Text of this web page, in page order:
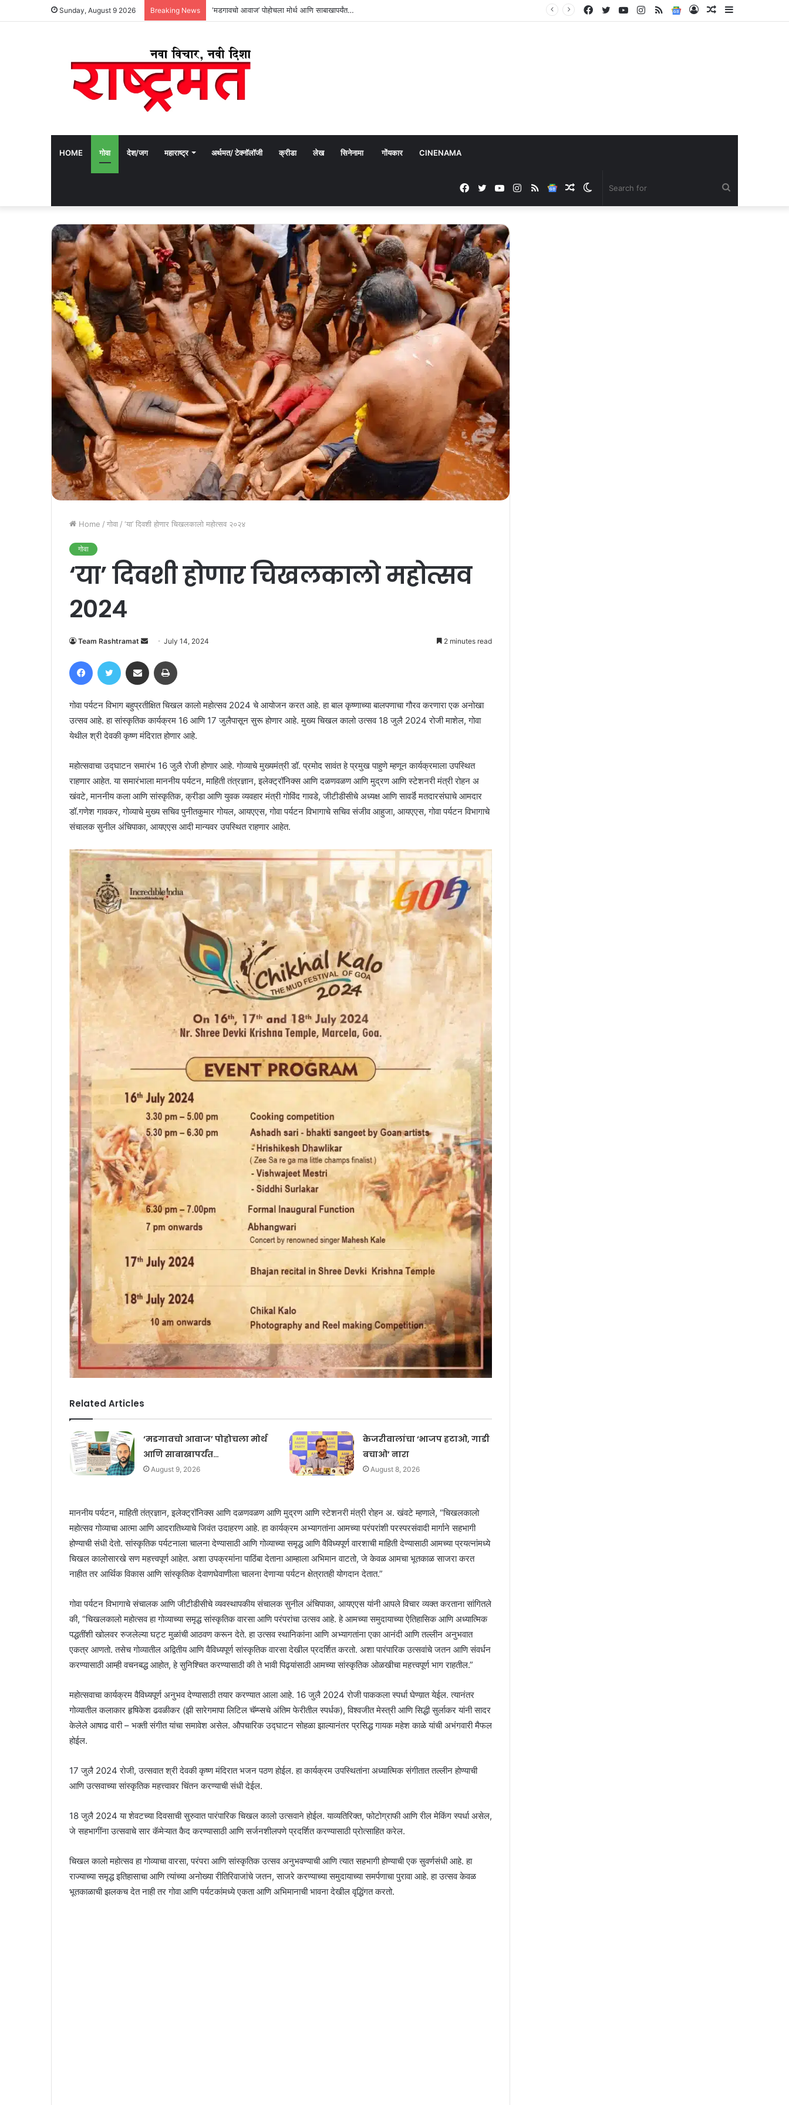
Sunday, August 9 2026 Breaking News ‘मडगावचो आवाज’ पोहोचला मोर्थ आणि साबाखापर्यंत… Sidebar
Random
Log
Google
RSS
Instagram
YouTube
Twitter
Facebook
HOME गोवा देश/जग महाराष्ट्र अर्थमत/ टेक्नॉलॉजी क्रीडा लेख सिनेनामा गोंयकार CINENAMA
Switch
Random
Google
RSS
Instagram
YouTube
Twitter
Facebook
Home / गोवा / ‘या’ दिवशी होणार चिखलकालो महोत्सव २०२४
गोवा
‘या’ दिवशी होणार चिखलकालो महोत्सव
२०२४
Team Rashtramat
Send
email
July 14, 2024 2 minutes read
FacebookTwitter Share via Email
गोवा पर्यटन विभाग बहुप्रतीक्षित चिखल कालो महोत्सव 2024 चे आयोजन करत आहे. हा बाल कृष्णाच्या बालपणाचा गौरव करणारा एक अनोखा
उत्सव आहे. हा सांस्कृतिक कार्यक्रम 16 आणि 17 जुलैपासून सुरू होणार आहे. मुख्य चिखल कालो उत्सव 18 जुलै 2024 रोजी माशेल, गोवा
येथील श्री देवकी कृष्ण मंदिरात होणार आहे.
महोत्सवाचा उद्घाटन समारंभ 16 जुलै रोजी होणार आहे. गोव्याचे मुख्यमंत्री डॉ. प्रमोद सावंत हे प्रमुख पाहुणे म्हणून कार्यक्रमाला उपस्थित
राहणार आहेत. या समारंभाला माननीय पर्यटन, माहिती तंत्रज्ञान, इलेक्ट्रॉनिक्स आणि दळणवळण आणि मुद्रण आणि स्टेशनरी मंत्री रोहन अ
खंवटे, माननीय कला आणि सांस्कृतिक, क्रीडा आणि युवक व्यवहार मंत्री गोविंद गावडे, जीटीडीसीचे अध्यक्ष आणि सावर्डॆ मतदारसंघाचे आमदार
डॉ.गणेश गावकर, गोव्याचे मुख्य सचिव पुनीतकुमार गोयल, आयएएस, गोवा पर्यटन विभागाचे सचिव संजीव आहुजा, आयएएस, गोवा पर्यटन विभागाचे
संचालक सुनील अंचिपाका, आयएएस आदी मान्यवर उपस्थित राहणार आहेत.
Related Articles
‘मडगावचो आवाज’ पोहोचला मोर्थ
आणि साबाखापर्यंत…
August 9, 2026
केजरीवालांचा ‘भाजप हटाओ, गाडी
बचाओ’ नारा
August 8, 2026
माननीय पर्यटन, माहिती तंत्रज्ञान, इलेक्ट्रॉनिक्स आणि दळणवळण आणि मुद्रण आणि स्टेशनरी मंत्री रोहन अ. खंवटे म्हणाले, “चिखलकालो
महोत्सव गोव्याचा आत्मा आणि आदरातिथ्याचे जिवंत उदाहरण आहे. हा कार्यक्रम अभ्यागतांना आमच्या परंपरांशी परस्परसंवादी मार्गाने सहभागी
होण्याची संधी देतो. सांस्कृतिक पर्यटनाला चालना देण्यासाठी आणि गोव्याच्या समृद्ध आणि वैविध्यपूर्ण वारशाची माहिती देण्यासाठी आमच्या प्रयत्नांमध्ये
चिखल कालोसारखे सण महत्त्वपूर्ण आहेत. अशा उपक्रमांना पाठिंबा देताना आम्हाला अभिमान वाटतो, जे केवळ आमचा भूतकाळ साजरा करत
नाहीत तर आर्थिक विकास आणि सांस्कृतिक देवाणघेवाणीला चालना देणाऱ्या पर्यटन क्षेत्रातही योगदान देतात.”
गोवा पर्यटन विभागाचे संचालक आणि जीटीडीसीचे व्यवस्थापकीय संचालक सुनील अंचिपाका, आयएएस यांनी आपले विचार व्यक्त करताना सांगितले
की, “चिखलकालो महोत्सव हा गोव्याच्या समृद्ध सांस्कृतिक वारसा आणि परंपरांचा उत्सव आहे. हे आमच्या समुदायाच्या ऐतिहासिक आणि अध्यात्मिक
पद्धतींशी खोलवर रुजलेल्या घट्ट मुळांची आठवण करून देते. हा उत्सव स्थानिकांना आणि अभ्यागतांना एका आनंदी आणि तल्लीन अनुभवात
एकत्र आणतो. तसेच गोव्यातील अद्वितीय आणि वैविध्यपूर्ण सांस्कृतिक वारसा देखील प्रदर्शित करतो. अशा पारंपारिक उत्सवांचे जतन आणि संवर्धन
करण्यासाठी आम्ही वचनबद्ध आहोत, हे सुनिश्चित करण्यासाठी की ते भावी पिढ्यांसाठी आमच्या सांस्कृतिक ओळखीचा महत्त्वपूर्ण भाग राहतील.”
महोत्सवाचा कार्यक्रम वैविध्यपूर्ण अनुभव देण्यासाठी तयार करण्यात आला आहे. 16 जुलै 2024 रोजी पाककला स्पर्धा घेण्य़ात येईल. त्यानंतर
गोव्यातील कलाकार हृषिकेश ढवळीकर (झी सारेगमापा लिटिल चॅम्प्सचे अंतिम फेरीतील स्पर्धक), विश्वजीत मेस्त्री आणि सिद्धी सुर्लाकर यांनी सादर
केलेले आषाढ वारी – भक्ती संगीत यांचा समावेश असेल. औपचारिक उद्घाटन सोहळा झाल्यानंतर प्रसिद्ध गायक महेश काळे यांची अभंगवारी मैफल
होईल.
17 जुलै 2024 रोजी, उत्सवात श्री देवकी कृष्ण मंदिरात भजन पठण होईल. हा कार्यक्रम उपस्थितांना अध्यात्मिक संगीतात तल्लीन होण्याची
आणि उत्सवाच्या सांस्कृतिक महत्त्वावर चिंतन करण्याची संधी देईल.
18 जुलै 2024 या शेवटच्या दिवसाची सुरुवात पारंपारिक चिखल कालो उत्सवाने होईल. याव्यतिरिक्त, फोटोग्राफी आणि रील मेकिंग स्पर्धा असेल,
जे सहभागींना उत्सवाचे सार कॅमेऱ्यात कैद करण्यासाठी आणि सर्जनशीलपणे प्रदर्शित करण्यासाठी प्रोत्साहित करेल.
चिखल कालो महोत्सव हा गोव्याचा वारसा, परंपरा आणि सांस्कृतिक उत्सव अनुभवण्याची आणि त्यात सहभागी होण्याची एक सुवर्णसंधी आहे. हा
राज्याच्या समृद्ध इतिहासाचा आणि त्यांच्या अनोख्या रीतिरिवाजांचे जतन, साजरे करण्याच्या समुदायाच्या समर्पणाचा पुरावा आहे. हा उत्सव केवळ
भूतकाळाची झलकच देत नाही तर गोवा आणि पर्यटकांमध्ये एकता आणि अभिमानाची भावना देखील वृद्धिंगत करतो.